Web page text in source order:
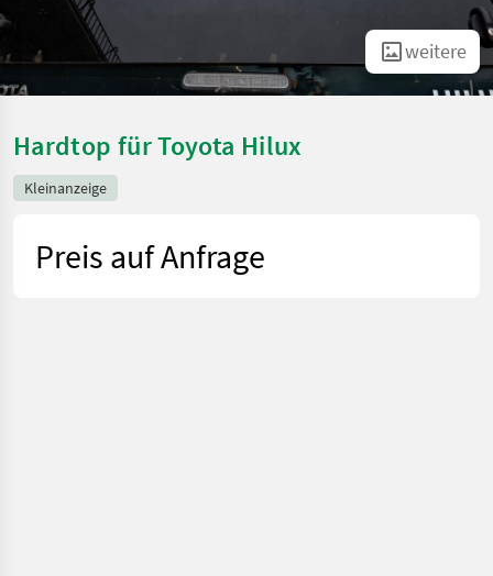
weitere
Hardtop für Toyota Hilux
Kleinanzeige
Preis auf Anfrage